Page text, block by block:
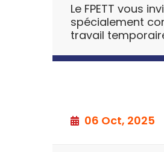
Le FPETT vous
spécialement
travail
06 Oct, 2025